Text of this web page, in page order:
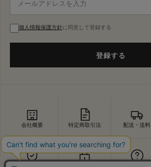
個人情報保護方針に同意して登録する
登録する
会社概要 特定商取引法 配送・送料